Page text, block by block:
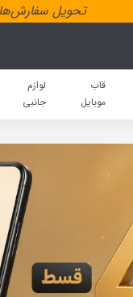
تحویل
قاب
موبایل
لوازم
جانبی